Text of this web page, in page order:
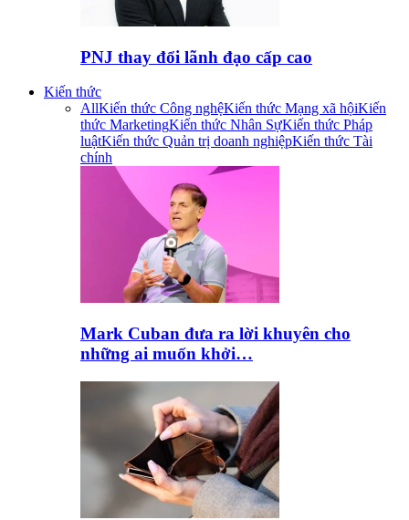
PNJ thay đổi lãnh đạo cấp cao
Kiến thức
AllKiến thức Công nghệKiến thức Mạng xã hộiKiến
thức MarketingKiến thức Nhân SựKiến thức Pháp
luậtKiến thức Quản trị doanh nghiệpKiến thức Tài
chính
Mark Cuban đưa ra lời khuyên cho
những ai muốn khởi…